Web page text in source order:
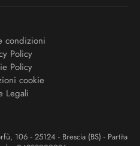
condizioni
Policy
Policy
cookie
Legali
106 - 25124 - Brescia (BS) - Partita